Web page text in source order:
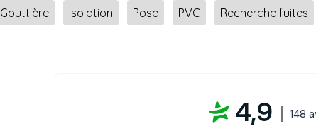
Gouttière Isolation Pose PVC Recherche fuites
4,9 148